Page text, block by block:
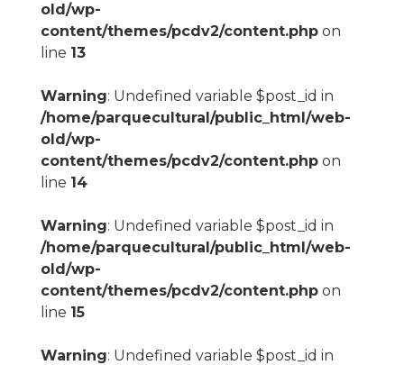
old/wp-
content/themes/pcdv2/content.phpon
line 13
Warning: Undefined variable $post_id in
/home/parquecultural/public_html/web-
old/wp-
content/themes/pcdv2/content.phpon
line 14
Warning: Undefined variable $post_id in
/home/parquecultural/public_html/web-
old/wp-
content/themes/pcdv2/content.phpon
line 15
Warning: Undefined variable $post_id in